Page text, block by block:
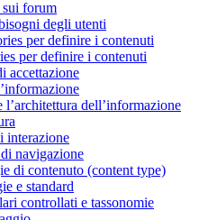
forum
degli utenti
per definire i contenuti
per definire i contenuti
accettazione
dell’informazione
interazione
navigazione
di contenuto (content type)
e standard
controllati e tassonomie